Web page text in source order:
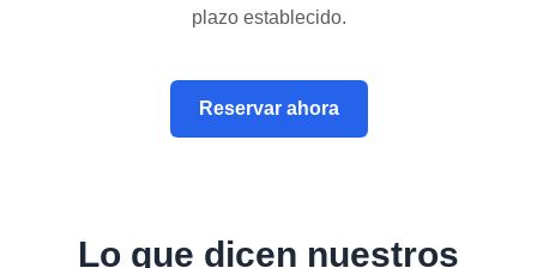
plazo establecido.
Reservar ahora
Lo que dicen nuestros